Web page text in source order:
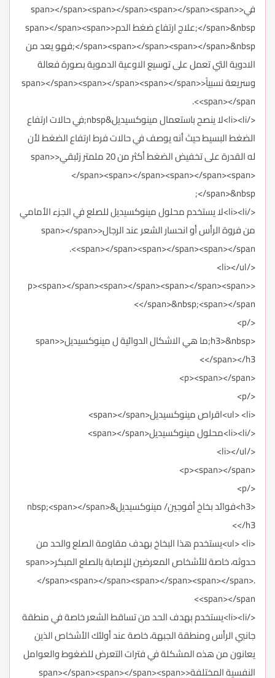
في<span></span><span></span><span></span><span>
</span>&nbsp;علاج ارتفاع ضغط الدم<span></span><span>
</span><span></span><span></span>&nbsp;فهو يعد من
الادوية التي تعمل على توسيع الاوعية الدموية بصورة فعالة
وسريعة نسبياً<span></span><span></span><span></span>
<span></span>.
</li><li>لا ينصح باستعمال مينوكسيديل&nbsp;في حالات ارتفاع
الضغط البسيط حيث أنه يوصف في حالات فرط ارتفاع الضغط لأن
له القدرة على تخفيض الضغط أكثر من 20 ملمتر زئبقي<span>
</span><span></span><span></span><span>
</span>&nbsp;
</li><li>لا يستخدم محلول مينوكسيديل للصلع في الجزء الأمامي
من فروة الرأس أو انحسار الشعر عند الرجال<span></span>
<span></span><span></span><span></span>.
</li></ul>
<p><span></span><span></span><span></span><span>
</span>&nbsp;<span></span>
</p>
<h3>&nbsp;ما هي الاشكال الدوائية ل مينوكسيديل<span>
</span></h3>
<p><span></span>
</p>
<ul> <li>اقراص مينوكسيديل<span></span>
</li><li>محلول مينوكسيديل<span></span>
</li></ul>
<p><span></span>
</p>
<h3>فوائد بخاخ أفوجين/ مينوكسيديل&nbsp;<span></span>
</h3>
<ul> <li>يستخدم هذا البخاخ بهدف مقاومة الصلع والحد من
حدوثه، خاصة للأشخاص المعرضين للإصابة بالصلع المبكر<span>
</span><span></span><span></span><span></span>.
<span></span>
</li><li>يستخدم بهدف الحد من تساقط الشعر خاصة في منطقة
جانبي الرأس ومنطقة الجبهة، خاصة عند أولئك الأشخاص الذين
يعانون من هذه المشكلة في فترات التعرض للضغوط والعوامل
النفسية المختلفة<span></span><span></span><span>